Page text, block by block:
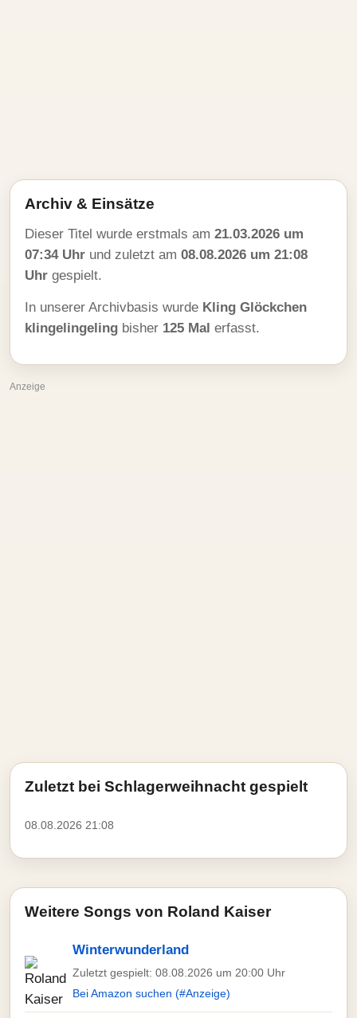
Archiv & Einsätze
Dieser Titel wurde erstmals am 21.03.2026 um
07:34 Uhr und zuletzt am 08.08.2026 um 21:08
Uhr gespielt.
In unserer Archivbasis wurde Kling Glöckchen
klingelingeling bisher 125 Mal erfasst.
Anzeige
Zuletzt bei Schlagerweihnacht gespielt
08.08.2026 21:08
Weitere Songs von Roland Kaiser
Winterwunderland
Zuletzt gespielt: 08.08.2026 um 20:00 Uhr
Bei Amazon suchen (#Anzeige)